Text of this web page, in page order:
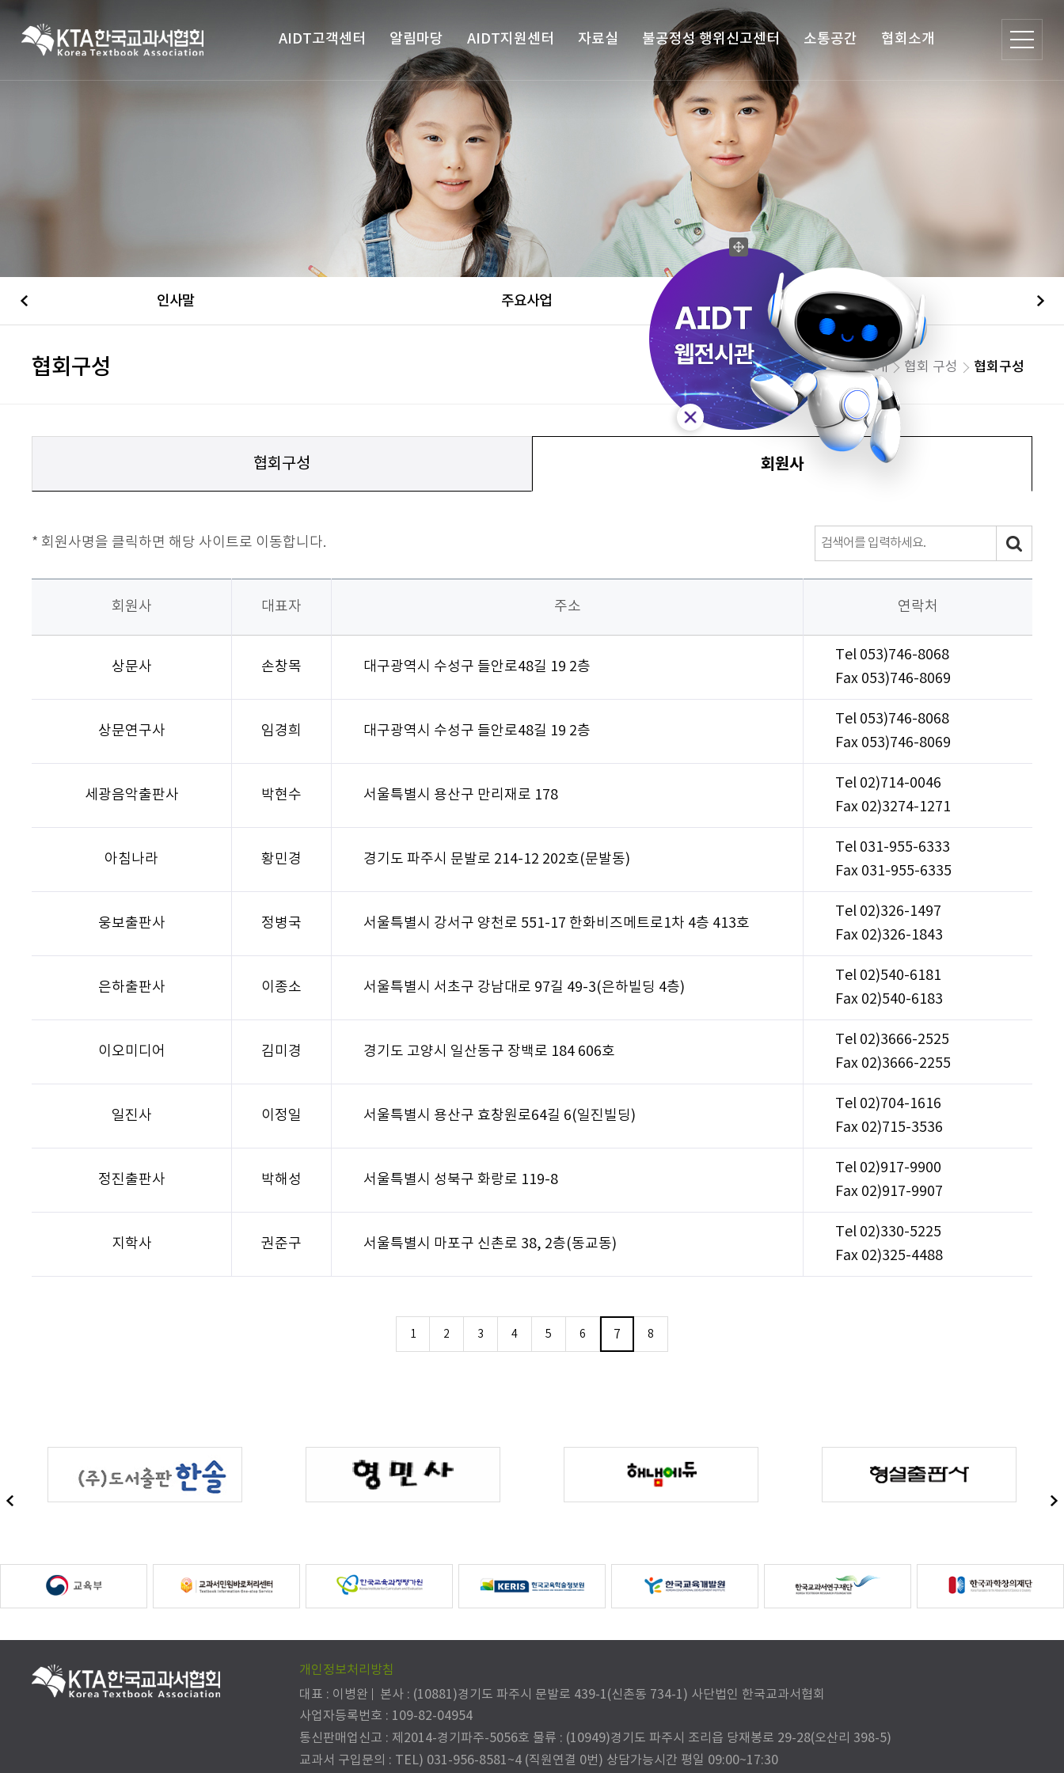
AIDT고객센터 알림마당 AIDT지원센터 자료실 불공정성 행위신고센터 소통공간 협회소개
인사말 주요사업 협회 현황
협회구성 협회소개 협회 구성 협회구성
협회구성 회원사
* 회원사명을 클릭하면 해당 사이트로 이동합니다.
회원사 대표자 주소 연락처
상문사 손창목 대구광역시 수성구 들안로48길 19 2층
Tel 053)746-8068
Fax 053)746-8069
상문연구사 임경희 대구광역시 수성구 들안로48길 19 2층
Tel 053)746-8068
Fax 053)746-8069
세광음악출판사 박현수 서울특별시 용산구 만리재로 178
Tel 02)714-0046
Fax 02)3274-1271
아침나라 황민경 경기도 파주시 문발로 214-12 202호(문발동)
Tel 031-955-6333
Fax 031-955-6335
웅보출판사 정병국 서울특별시 강서구 양천로 551-17 한화비즈메트로1차 4층 413호
Tel 02)326-1497
Fax 02)326-1843
은하출판사 이종소 서울특별시 서초구 강남대로 97길 49-3(은하빌딩 4층)
Tel 02)540-6181
Fax 02)540-6183
이오미디어 김미경 경기도 고양시 일산동구 장백로 184 606호
Tel 02)3666-2525
Fax 02)3666-2255
일진사 이정일 서울특별시 용산구 효창원로64길 6(일진빌딩)
Tel 02)704-1616
Fax 02)715-3536
정진출판사 박해성 서울특별시 성북구 화랑로 119-8
Tel 02)917-9900
Fax 02)917-9907
지학사 권준구 서울특별시 마포구 신촌로 38, 2층(동교동)
Tel 02)330-5225
Fax 02)325-4488
1 2 3 4 5 6 7 8
개인정보처리방침
대표 : 이병완
본사 : (10881)경기도 파주시 문발로 439-1(신촌동 734-1) 사단법인 한국교과서협회
사업자등록번호 : 109-82-04954
통신판매업신고 : 제2014-경기파주-5056호 물류 : (10949)경기도 파주시 조리읍 당재봉로 29-28(오산리 398-5)
교과서 구입문의 : TEL) 031-956-8581~4 (직원연결 0번) 상담가능시간 평일 09:00~17:30